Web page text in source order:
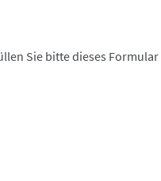
Sie bitte dieses